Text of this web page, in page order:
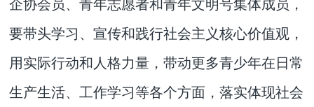
企协会员、青年志愿者和青年文明号集体成员，
要带头学习、宣传和践行社会主义核心价值观，
用实际行动和人格力量，带动更多青少年在日常
生产生活、工作学习等各个方面，落实体现社会